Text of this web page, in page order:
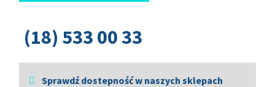
(18) 533 00 33
Sprawdź dostepność w naszych sklepach